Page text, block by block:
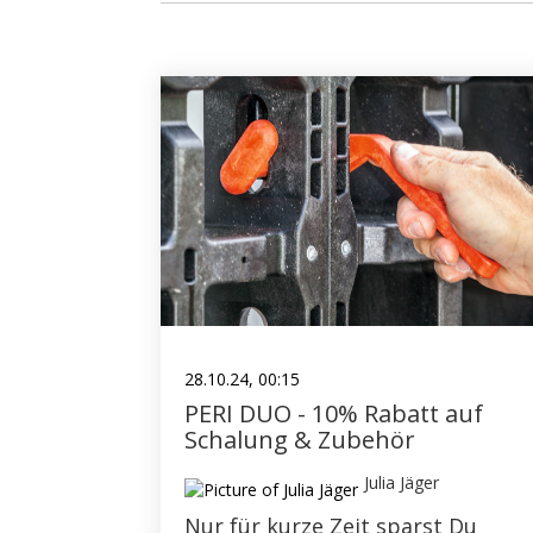
SCHALHAUT
AKTUELLE ANGEBOTE
SANIERUNG
TRÄGER
MESSE
SONSTIGES
GEBRAUCHTES
GERÜST
28.10.24, 00:15
PERI DUO - 10% Rabatt auf
Schalung & Zubehör
Julia Jäger
Nur für kurze Zeit sparst Du